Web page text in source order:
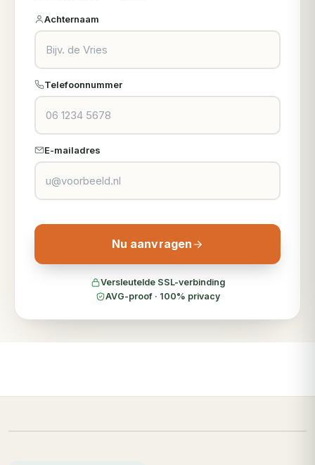
Achternaam
Telefoonnummer
E-mailadres
Nu aanvragen
Versleutelde SSL-verbinding
AVG-proof · 100% privacy